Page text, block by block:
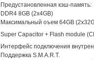
Предустановленная кэш-память:
DDR4 8GB (2x4GB)
Максимальный оъем 64GB
Super Capacitor + Flash module
Интерфейс подключения
Поддержка S.M.A.R.T.